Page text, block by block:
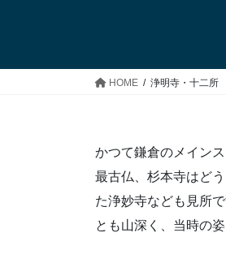
HOME 浄明寺・十二所
かつて鎌倉のメイン
最古仏、杉本寺はど
た浄妙寺なども見所
とも山深く、当時の